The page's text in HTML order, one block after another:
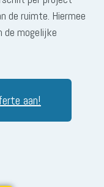
de ruimte. Hiermee
de mogelijke
aan!